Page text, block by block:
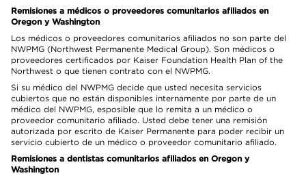
Remisiones a médicos o proveedores comunitarios afiliados en
Oregon y Washington
Los médicos o proveedores comunitarios afiliados no son parte del
NWPMG (Northwest Permanente Medical Group). Son médicos o
proveedores certificados por Kaiser Foundation Health Plan of the
Northwest o que tienen contrato con el NWPMG.
Si su médico del NWPMG decide que usted necesita servicios
cubiertos que no están disponibles internamente por parte de un
médico del NWPMG, esposible que lo remita a un médico o
proveedor comunitario afiliado. Usted debe tener una remisión
autorizada por escrito de Kaiser Permanente para poder recibir un
servicio cubierto de un médico o proveedor comunitario afiliado.
Remisiones a dentistas comunitarios afiliados en Oregon y
Washington